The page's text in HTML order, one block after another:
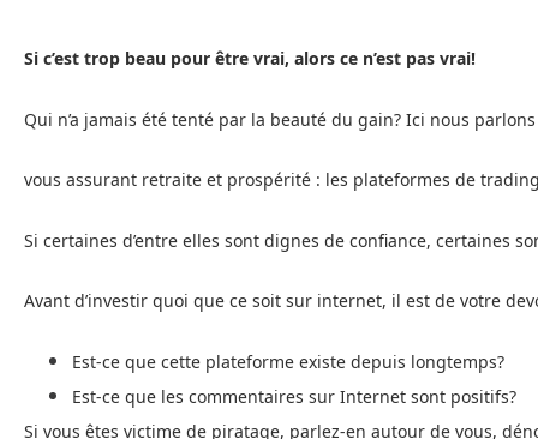
Si c’est trop beau pour être vrai, alors ce n’est pas vrai!
Qui n’a jamais été tenté par la beauté du gain? Ici nous
vous assurant retraite et prospérité : les plateformes de
Si certaines d’entre elles sont dignes de confiance, certaines
Avant d’investir quoi que ce soit sur internet, il est de votre
Est-ce que cette plateforme existe depuis longtemps?
Est-ce que les commentaires sur Internet sont positifs?
Si vous êtes victime de piratage, parlez-en autour de vous,